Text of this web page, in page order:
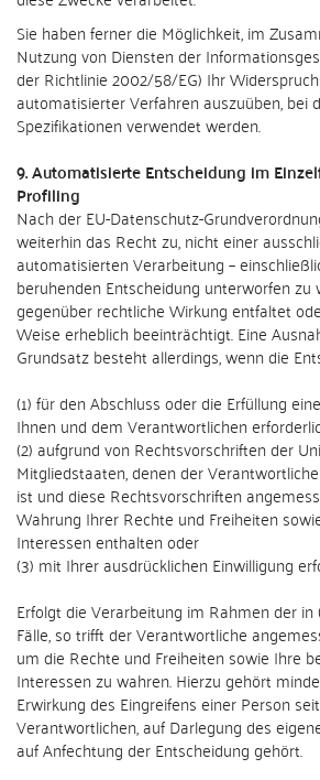
Sie haben ferner die Möglichkeit, im
Nutzung von Diensten der
der Richtlinie 2002/58/EG) Ihr
automatisierter Verfahren auszuüben, bei
Spezifikationen verwendet werden.
9. Automatisierte Entscheidung im
Profiling
Nach der EU-Datenschutz-
weiterhin das Recht zu, nicht einer
automatisierten Verarbeitung –
beruhenden Entscheidung unterworfen zu
gegenüber rechtliche Wirkung entfaltet
Weise erheblich beeinträchtigt. Eine
Grundsatz besteht allerdings, wenn die
(1) für den Abschluss oder die Erfüllung
Ihnen und dem Verantwortlichen
(2) aufgrund von Rechtsvorschriften der
Mitgliedstaaten, denen der
ist und diese Rechtsvorschriften
Wahrung Ihrer Rechte und Freiheiten
Interessen enthalten oder
(3) mit Ihrer ausdrücklichen Einwilligung
Erfolgt die Verarbeitung im Rahmen der in
Fälle, so trifft der Verantwortliche
um die Rechte und Freiheiten sowie Ihre
Interessen zu wahren. Hierzu gehört
Erwirkung des Eingreifens einer Person
Verantwortlichen, auf Darlegung des
auf Anfechtung der Entscheidung gehört.